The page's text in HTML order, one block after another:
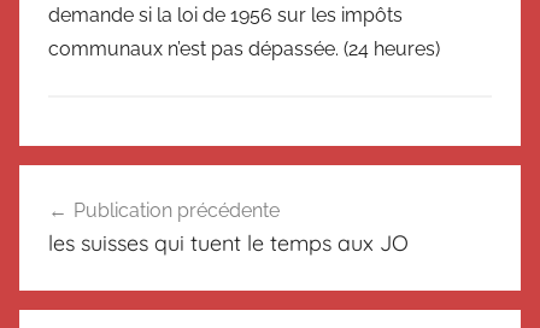
demande si la loi de 1956 sur les impôts
communaux n’est pas dépassée. (24 heures)
N
c
l
de
Publication précédente
les suisses qui tuent le temps aux JO